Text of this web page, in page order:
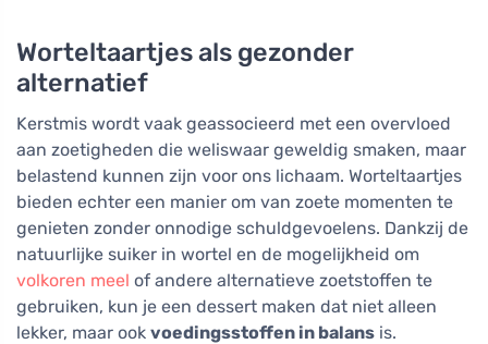
Worteltaartjes als gezonder
alternatief
Kerstmis wordt vaak geassocieerd met een overvloed
aan zoetigheden die weliswaar geweldig smaken, maar
belastend kunnen zijn voor ons lichaam. Worteltaartjes
bieden echter een manier om van zoete momenten te
genieten zonder onnodige schuldgevoelens. Dankzij de
natuurlijke suiker in wortel en de mogelijkheid om
volkoren meel of andere alternatieve zoetstoffen te
gebruiken, kun je een dessert maken dat niet alleen
lekker, maar ook voedingsstoffen in balans is.